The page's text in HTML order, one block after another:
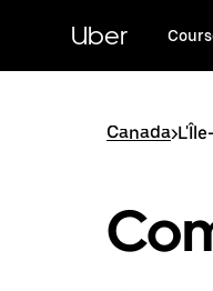
principal
Uber
Canada>